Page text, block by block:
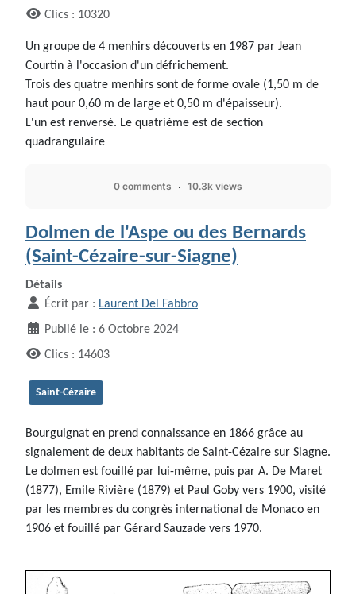
Clics : 10320
Un groupe de 4 menhirs découverts en 1987 par Jean
Courtin à l'occasion d'un défrichement.
Trois des quatre menhirs sont de forme ovale (1,50 m de
haut pour 0,60 m de large et 0,50 m d'épaisseur).
L'un est renversé. Le quatrième est de section
quadrangulaire
0 comments 10.3k views
Dolmen de l'Aspe ou des Bernards
(Saint-Cézaire-sur-Siagne)
Détails
Écrit par : Laurent Del Fabbro
Publié le : 6 Octobre 2024
Clics : 14603
Saint-Cézaire
Bourguignat en prend connaissance en 1866 grâce au
signalement de deux habitants de Saint-Cézaire sur Siagne.
Le dolmen est fouillé par lui-même, puis par A. De Maret
(1877), Emile Rivière (1879) et Paul Goby vers 1900, visité
par les membres du congrès international de Monaco en
1906 et fouillé par Gérard Sauzade vers 1970.